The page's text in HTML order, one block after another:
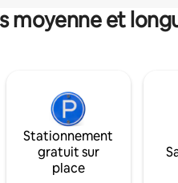
moyenne et
Stationnement
gratuit sur
place